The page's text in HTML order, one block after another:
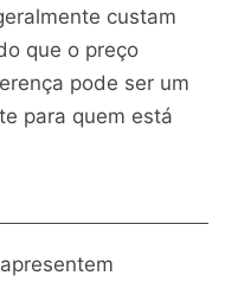
custam
que o preço
pode ser um
para quem está